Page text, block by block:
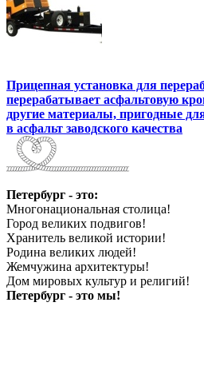
Прицепная установка для
перерабатывает асфальтовую
другие материалы, пригодные
в асфальт заводского качества
Петербург - это:
Многонациональная столица!
Город великих подвигов!
Хранитель великой истории!
Родина великих людей!
Жемчужина архитектуры!
Дом мировых культур и религий!
Петербург - это мы!